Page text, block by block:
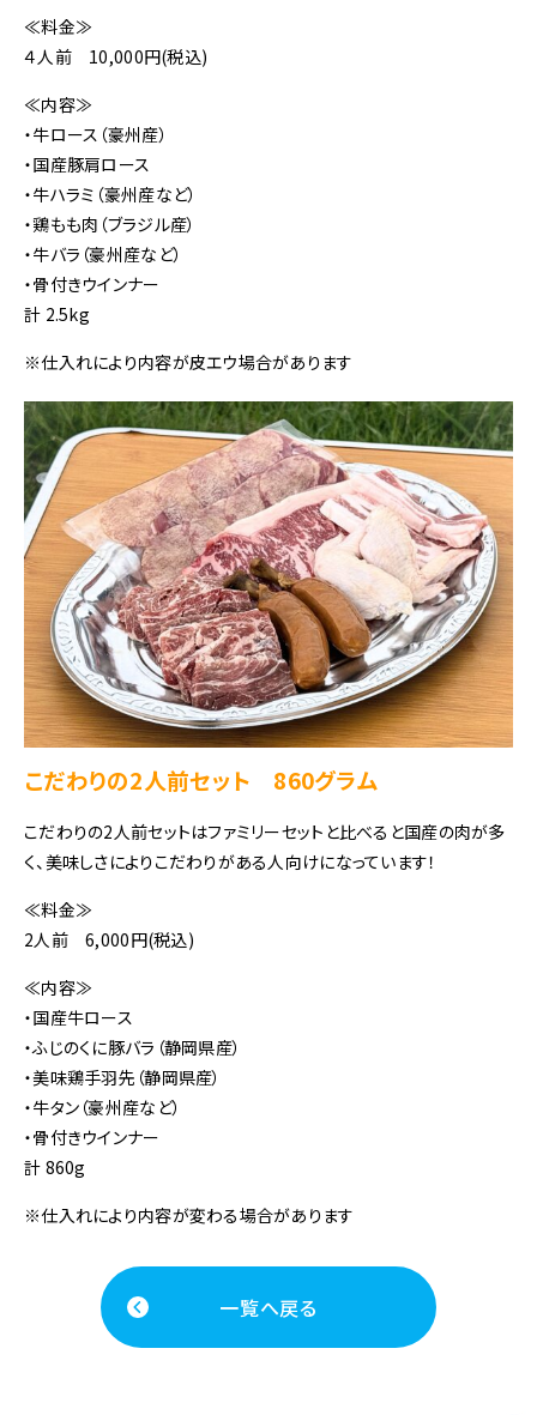
≪料金≫
４人前 10,000円(税込)
≪内容≫
・牛ロース（豪州産）
・国産豚肩ロース
・牛ハラミ（豪州産など）
・鶏もも肉（ブラジル産）
・牛バラ（豪州産など）
・骨付きウインナー
計 2.5kg
※仕入れにより内容が皮エウ場合があります
こだわりの2人前セット 860グラム
こだわりの2人前セットはファミリーセットと比べると国産の肉が多
く、美味しさによりこだわりがある人向けになっています！
≪料金≫
2人前 6,000円(税込)
≪内容≫
・国産牛ロース
・ふじのくに豚バラ（静岡県産）
・美味鶏手羽先（静岡県産）
・牛タン（豪州産など）
・骨付きウインナー
計 860g
※仕入れにより内容が変わる場合があります
一覧へ戻る